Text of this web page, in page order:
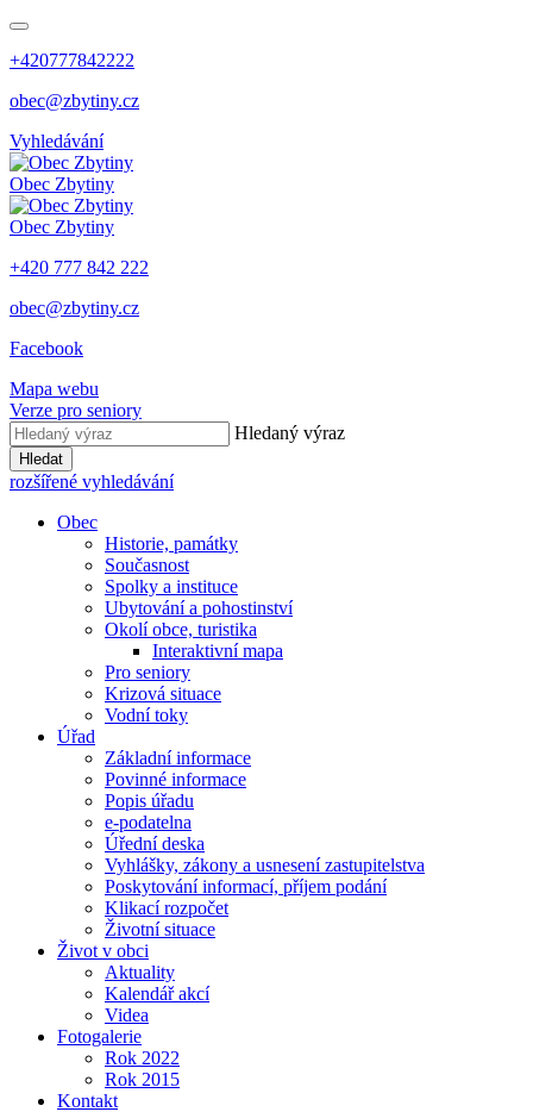
+420777842222
obec@zbytiny.cz
Vyhledávání
Obec Zbytiny
Obec Zbytiny
+420 777 842 222
obec@zbytiny.cz
Facebook
Mapa webu
Verze pro seniory
Hledaný výraz
Hledat
rozšířené vyhledávání
Obec
Historie, památky
Současnost
Spolky a instituce
Ubytování a pohostinství
Okolí obce, turistika
Interaktivní mapa
Pro seniory
Krizová situace
Vodní toky
Úřad
Základní informace
Povinné informace
Popis úřadu
e-podatelna
Úřední deska
Vyhlášky, zákony a usnesení zastupitelstva
Poskytování informací, příjem podání
Klikací rozpočet
Životní situace
Život v obci
Aktuality
Kalendář akcí
Videa
Fotogalerie
Rok 2022
Rok 2015
Kontakt